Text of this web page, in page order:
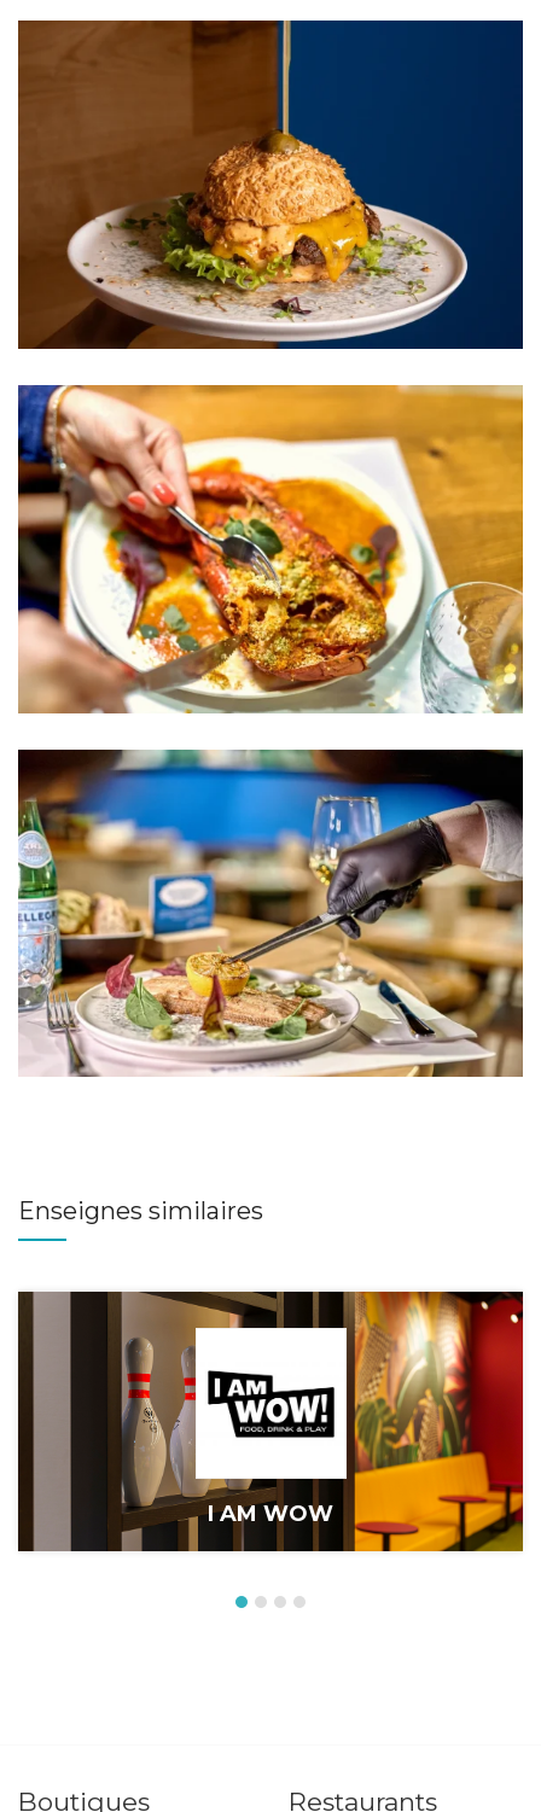
Enseignes similaires
I AM WOW
Boutiques Restaurants